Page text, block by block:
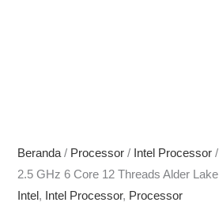
Beranda / Processor / Intel Processor
2.5 GHz 6 Core 12 Threads Alder
Intel, Intel Processor, Processor